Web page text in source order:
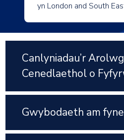
yn London and South
Canlyniadau’r Arolwg
Cenedlaethol o
Gwybodaeth am